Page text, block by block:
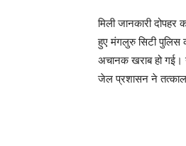
मिली जानकारी
हुए मंगलुरु सिटी पुलिस
अचानक खराब हो गई।
जेल प्रशासन ने तत्काल